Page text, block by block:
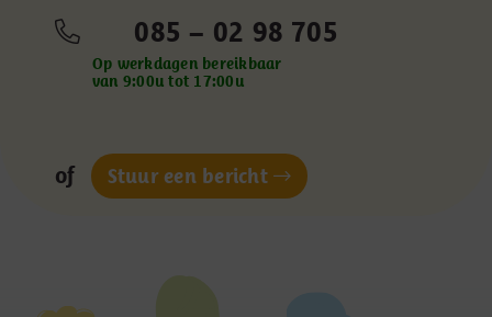
085 – 02 98 705
Op werkdagen bereikbaar
van 9:00u tot 17:00u
of Stuur een bericht